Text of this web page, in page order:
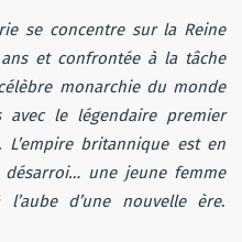
se concentre sur la Reine
et confrontée à la tâche
monarchie du monde
le légendaire premier
britannique est en
une jeune femme
d’une nouvelle ère.